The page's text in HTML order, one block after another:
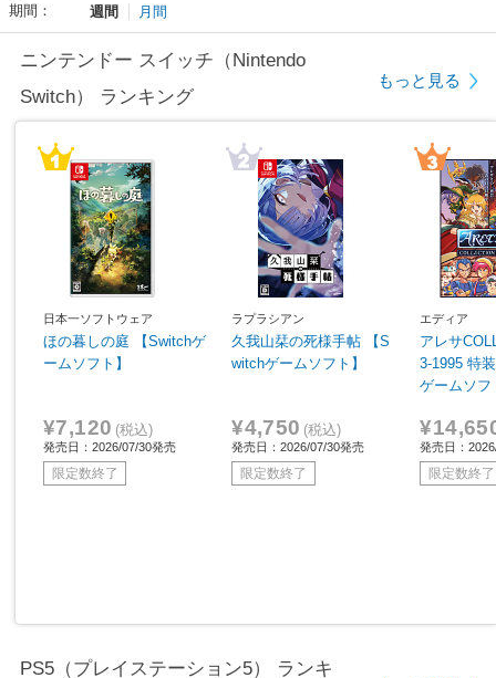
期間：
週間 月間
ニンテンドー スイッチ（Nintendo
Switch） ランキング
もっと見る
日本一ソフトウェア
ほの暮しの庭 【Switchゲ
ームソフト】
¥7,120 (税込)
発売日：2026/07/30発売
限定数終了
ラプラシアン
久我山栞の死様手帖 【S
witchゲームソフト】
¥4,750 (税込)
発売日：2026/07/30発売
限定数終了
エディア
アレサ
3-1995 特
ゲームソフ
発売日：
限定数終了
PS5（プレイステーション5） ランキ